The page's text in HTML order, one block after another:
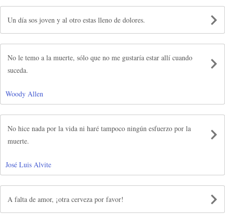
Un día sos joven y al otro estas lleno de dolores.
No le temo a la muerte, sólo que no me gustaría estar allí cuando
suceda.
Woody Allen
No hice nada por la vida ni haré tampoco ningún esfuerzo por la
muerte.
José Luis Alvite
A falta de amor, ¡otra cerveza por favor!